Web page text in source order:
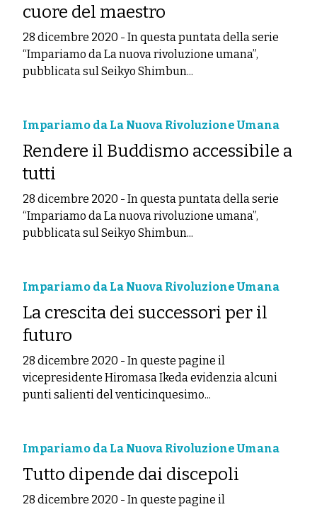
cuore del maestro
28 dicembre 2020 - In questa puntata della serie
“Impariamo da La nuova rivoluzione umana”,
pubblicata sul Seikyo Shimbun...
Impariamo da La Nuova Rivoluzione Umana
Rendere il Buddismo accessibile a
tutti
28 dicembre 2020 - In questa puntata della serie
“Impariamo da La nuova rivoluzione umana”,
pubblicata sul Seikyo Shimbun...
Impariamo da La Nuova Rivoluzione Umana
La crescita dei successori per il
futuro
28 dicembre 2020 - In queste pagine il
vicepresidente Hiromasa Ikeda evidenzia alcuni
punti salienti del venticinquesimo...
Impariamo da La Nuova Rivoluzione Umana
Tutto dipende dai discepoli
28 dicembre 2020 - In queste pagine il